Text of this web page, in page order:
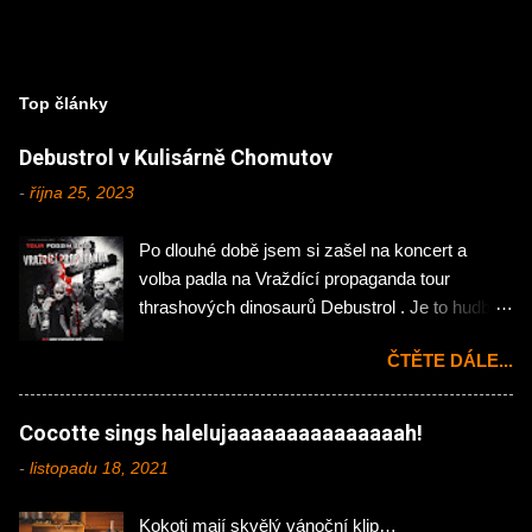
Top články
Debustrol v Kulisárně Chomutov
- října 25, 2023
Po dlouhé době jsem si zašel na koncert a
volba padla na Vraždící propaganda tour
thrashových dinosaurů Debustrol . Je to hudba
návštěvu chomutovské Kulisárny. Koncert
zahájila domácí rock'n'rollová pecka Hejtman .
Na kytaru zde působí Jakub Önslaughter (ex-
Hellocaustor), Ondřej Jáchym (ex- Fenris) a na
bicí skvělý Martin Plechatý hrající momentálně i
ČTĚTE DÁLE...
Cocotte sings halelujaaaaaaaaaaaaaaah!
- listopadu 18, 2021
Kokoti mají skvělý vánoční klip…